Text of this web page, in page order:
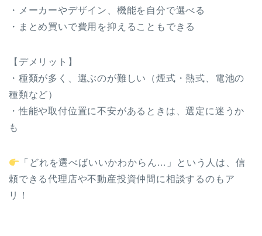
・メーカーやデザイン、機能を自分で選べる
・まとめ買いで費用を抑えることもできる
【デメリット】
・種類が多く、選ぶのが難しい（煙式・熱式、電池の
種類など）
・性能や取付位置に不安があるときは、選定に迷うか
も
「どれを選べばいいかわからん…」という人は、信
頼できる代理店や不動産投資仲間に相談するのもア
リ！